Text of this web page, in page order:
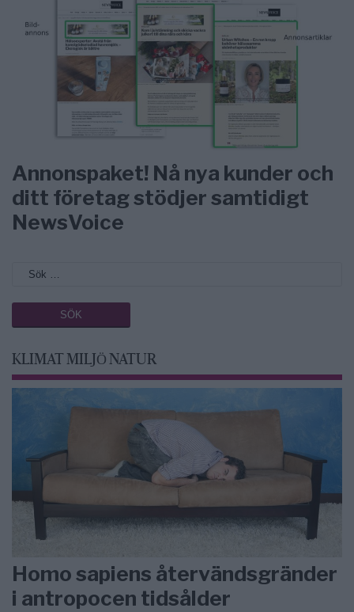
Annonspaket! Nå nya kunder och
ditt företag stödjer samtidigt
NewsVoice
KLIMAT MILJÖ NATUR
Homo sapiens återvändsgränder
i antropocen tidsålder